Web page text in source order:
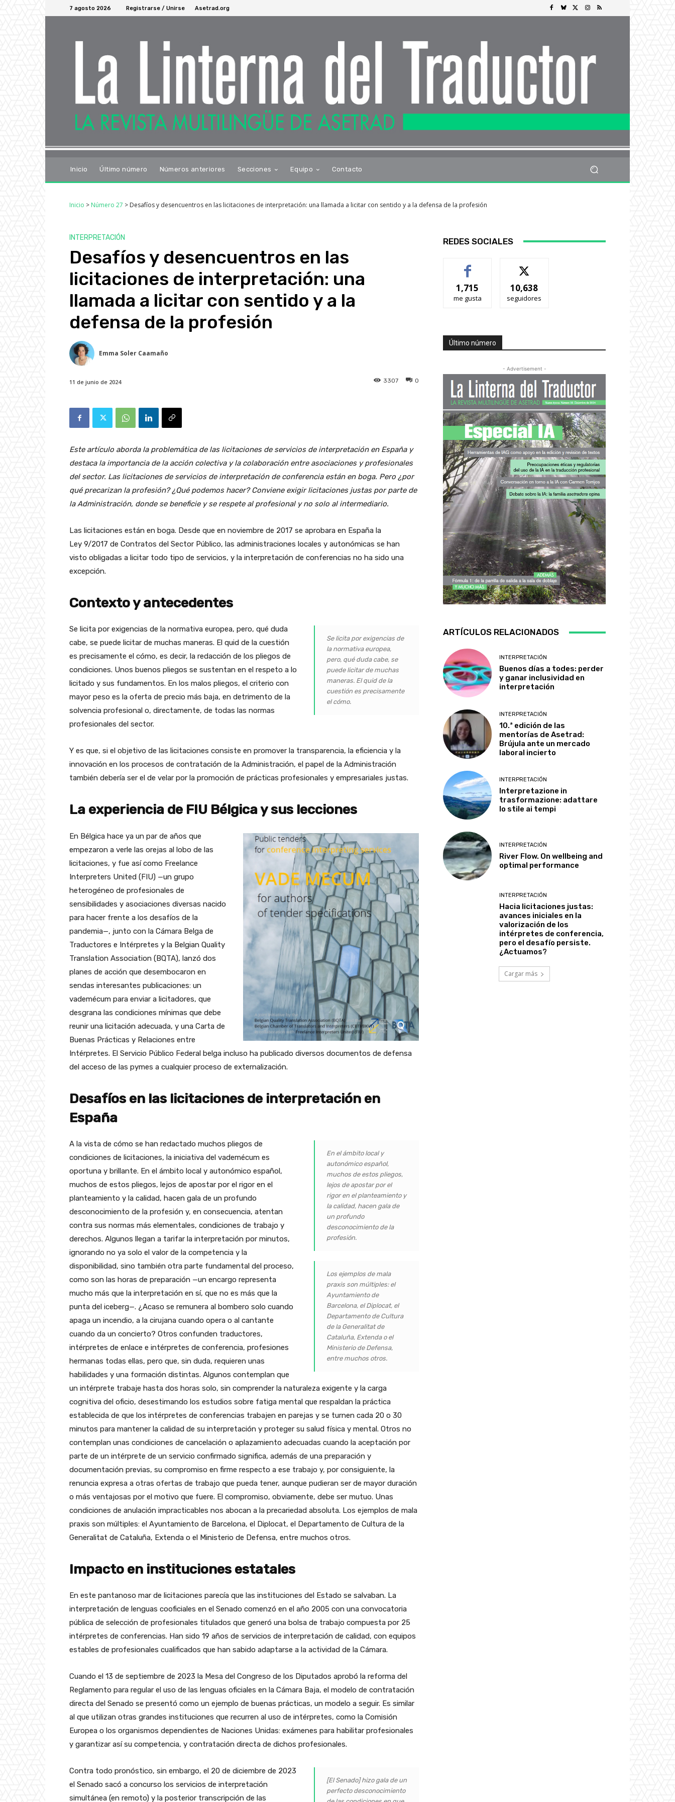
7 agosto 2026 Registrarse / Unirse Asetrad.org
Inicio Último número Números anteriores Secciones Equipo Contacto
Inicio > Número 27 > Desafíos y desencuentros en las licitaciones de interpretación: una llamada a licitar con sentido y a la defensa de la profesión
INTERPRETACIÓN
Desafíos y desencuentros en las
licitaciones de interpretación: una
llamada a licitar con sentido y a la
defensa de la profesión
Emma Soler Caamaño
11 de junio de 2024 0
3307
Este artículo aborda la problemática de las licitaciones de servicios de interpretación en España y
destaca la importancia de la acción colectiva y la colaboración entre asociaciones y profesionales
del sector. Las licitaciones de servicios de interpretación de conferencia están en boga. Pero ¿por
qué precarizan la profesión? ¿Qué podemos hacer? Conviene exigir licitaciones justas por parte de
la Administración, donde se beneficie y se respete al profesional y no solo al intermediario.
Las licitaciones están en boga. Desde que en noviembre de 2017 se aprobara en España la
Ley 9/2017 de Contratos del Sector Público, las administraciones locales y autonómicas se han
visto obligadas a licitar todo tipo de servicios, y la interpretación de conferencias no ha sido una
excepción.
Contexto y antecedentes
Se licita por exigencias de
la normativa europea,
pero, qué duda cabe, se
puede licitar de muchas
maneras. El quid de la
cuestión es precisamente
el cómo.
Se licita por exigencias de la normativa europea, pero, qué duda
cabe, se puede licitar de muchas maneras. El quid de la cuestión
es precisamente el cómo, es decir, la redacción de los pliegos de
condiciones. Unos buenos pliegos se sustentan en el respeto a lo
licitado y sus fundamentos. En los malos pliegos, el criterio con
mayor peso es la oferta de precio más baja, en detrimento de la
solvencia profesional o, directamente, de todas las normas
profesionales del sector.
Y es que, si el objetivo de las licitaciones consiste en promover la transparencia, la eficiencia y la
innovación en los procesos de contratación de la Administración, el papel de la Administración
también debería ser el de velar por la promoción de prácticas profesionales y empresariales justas.
La experiencia de FIU Bélgica y sus lecciones
En Bélgica hace ya un par de años que
empezaron a verle las orejas al lobo de las
licitaciones, y fue así como Freelance
Interpreters United (FIU) —un grupo
heterogéneo de profesionales de
sensibilidades y asociaciones diversas nacido
para hacer frente a los desafíos de la
pandemia—, junto con la Cámara Belga de
Traductores e Intérpretes y la Belgian Quality
Translation Association (BQTA), lanzó dos
planes de acción que desembocaron en
sendas interesantes publicaciones: un
vademécum para enviar a licitadores, que
desgrana las condiciones mínimas que debe
reunir una licitación adecuada, y una Carta de
Buenas Prácticas y Relaciones entre
Intérpretes. El Servicio Público Federal belga incluso ha publicado diversos documentos de defensa
del acceso de las pymes a cualquier proceso de externalización.
Desafíos en las licitaciones de interpretación en
España
En el ámbito local y
autonómico español,
muchos de estos pliegos,
lejos de apostar por el
rigor en el planteamiento y
la calidad, hacen gala de
un profundo
desconocimiento de la
profesión.
Los ejemplos de mala
praxis son múltiples: el
Ayuntamiento de
Barcelona, el Diplocat, el
Departamento de Cultura
de la Generalitat de
Cataluña, Extenda o el
Ministerio de Defensa,
entre muchos otros.
A la vista de cómo se han redactado muchos pliegos de
condiciones de licitaciones, la iniciativa del vademécum es
oportuna y brillante. En el ámbito local y autonómico español,
muchos de estos pliegos, lejos de apostar por el rigor en el
planteamiento y la calidad, hacen gala de un profundo
desconocimiento de la profesión y, en consecuencia, atentan
contra sus normas más elementales, condiciones de trabajo y
derechos. Algunos llegan a tarifar la interpretación por minutos,
ignorando no ya solo el valor de la competencia y la
disponibilidad, sino también otra parte fundamental del proceso,
como son las horas de preparación —un encargo representa
mucho más que la interpretación en sí, que no es más que la
punta del iceberg—. ¿Acaso se remunera al bombero solo cuando
apaga un incendio, a la cirujana cuando opera o al cantante
cuando da un concierto? Otros confunden traductores,
intérpretes de enlace e intérpretes de conferencia, profesiones
hermanas todas ellas, pero que, sin duda, requieren unas
habilidades y una formación distintas. Algunos contemplan que
un intérprete trabaje hasta dos horas solo, sin comprender la naturaleza exigente y la carga
cognitiva del oficio, desestimando los estudios sobre fatiga mental que respaldan la práctica
establecida de que los intérpretes de conferencias trabajen en parejas y se turnen cada 20 o 30
minutos para mantener la calidad de su interpretación y proteger su salud física y mental. Otros no
contemplan unas condiciones de cancelación o aplazamiento adecuadas cuando la aceptación por
parte de un intérprete de un servicio confirmado significa, además de una preparación y
documentación previas, su compromiso en firme respecto a ese trabajo y, por consiguiente, la
renuncia expresa a otras ofertas de trabajo que pueda tener, aunque pudieran ser de mayor duración
o más ventajosas por el motivo que fuere. El compromiso, obviamente, debe ser mutuo. Unas
condiciones de anulación impracticables nos abocan a la precariedad absoluta. Los ejemplos de mala
praxis son múltiples: el Ayuntamiento de Barcelona, el Diplocat, el Departamento de Cultura de la
Generalitat de Cataluña, Extenda o el Ministerio de Defensa, entre muchos otros.
Impacto en instituciones estatales
En este pantanoso mar de licitaciones parecía que las instituciones del Estado se salvaban. La
interpretación de lenguas cooficiales en el Senado comenzó en el año 2005 con una convocatoria
pública de selección de profesionales titulados que generó una bolsa de trabajo compuesta por 25
intérpretes de conferencias. Han sido 19 años de servicios de interpretación de calidad, con equipos
estables de profesionales cualificados que han sabido adaptarse a la actividad de la Cámara.
Cuando el 13 de septiembre de 2023 la Mesa del Congreso de los Diputados aprobó la reforma del
Reglamento para regular el uso de las lenguas oficiales en la Cámara Baja, el modelo de contratación
directa del Senado se presentó como un ejemplo de buenas prácticas, un modelo a seguir. Es similar
al que utilizan otras grandes instituciones que recurren al uso de intérpretes, como la Comisión
Europea o los organismos dependientes de Naciones Unidas: exámenes para habilitar profesionales
y garantizar así su competencia, y contratación directa de dichos profesionales.
[El Senado] hizo gala de un
perfecto desconocimiento
Contra todo pronóstico, sin embargo, el 20 de diciembre de 2023
el Senado sacó a concurso los servicios de interpretación
simultánea (en remoto) y la posterior transcripción de las
REDES SOCIALES
1,715
me gusta
10,638
seguidores
Último número
- Advertisement -
ARTÍCULOS RELACIONADOS
INTERPRETACIÓN
Buenos días a todes: perder
y ganar inclusividad en
interpretación
INTERPRETACIÓN
10.ª edición de las
mentorías de Asetrad:
Brújula ante un mercado
laboral incierto
INTERPRETACIÓN
Interpretazione in
trasformazione: adattare
lo stile ai tempi
INTERPRETACIÓN
River Flow. On wellbeing and
optimal performance
INTERPRETACIÓN
Hacia licitaciones justas:
avances iniciales en la
valorización de los
intérpretes de conferencia,
pero el desafío persiste.
¿Actuamos?
Cargar más